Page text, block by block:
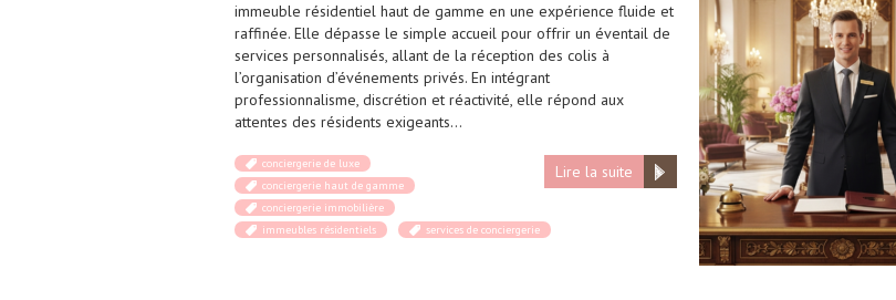
immeuble résidentiel haut de gamme en une expérience fluide et
raffinée. Elle dépasse le simple accueil pour offrir un éventail de
services personnalisés, allant de la réception des colis à
l’organisation d’événements privés. En intégrant
professionnalisme, discrétion et réactivité, elle répond aux
attentes des résidents exigeants…
Lire la suite
conciergerie de luxe
conciergerie haut de gamme
conciergerie immobilière
immeubles résidentiels
services de conciergerie